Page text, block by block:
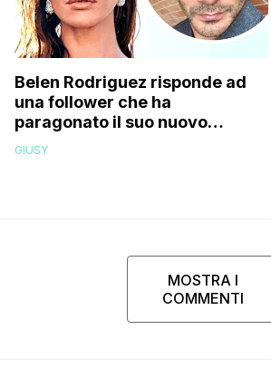
Belen Rodriguez risponde ad
una follower che ha
paragonato il suo nuovo
compagno all’ex marito
GIUSY
MOSTRA I
COMMENTI